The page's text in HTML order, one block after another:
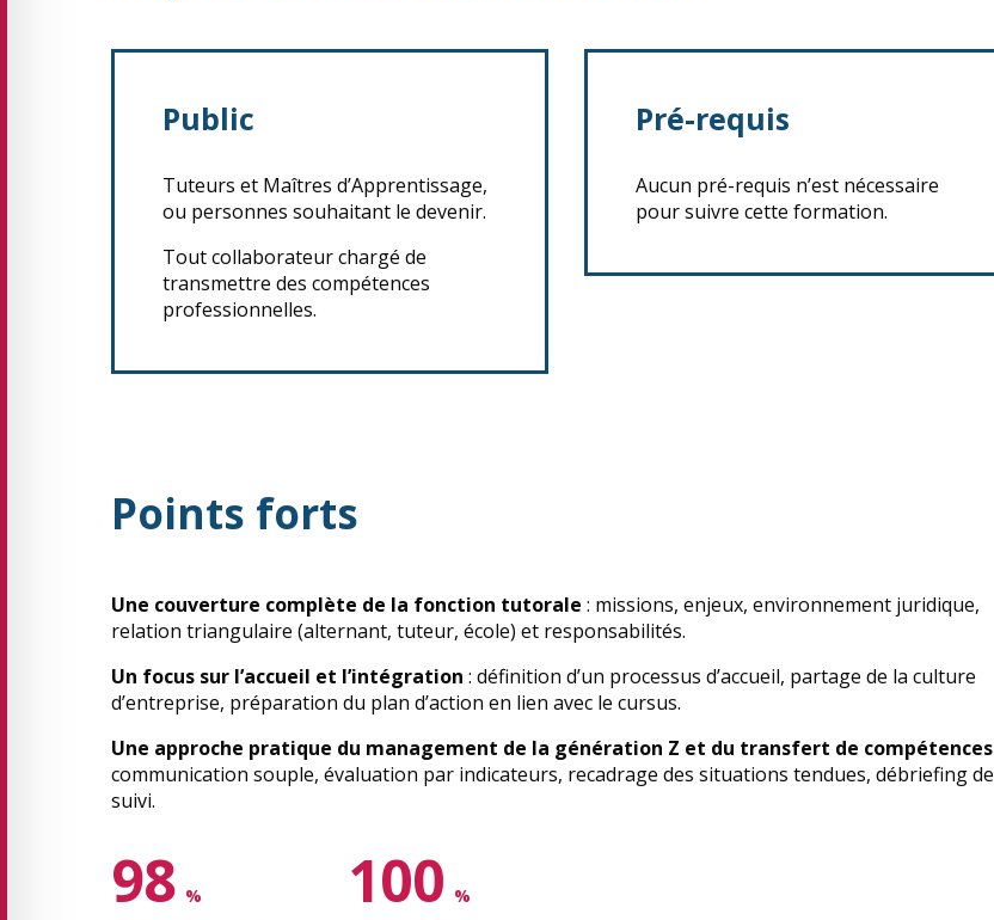
Public
Tuteurs et Maîtres d’Apprentissage,
ou personnes souhaitant le devenir.
Tout collaborateur chargé de
transmettre des compétences
professionnelles.
Pré-requis
Aucun pré-requis n’est nécessaire
pour suivre cette formation.
Points forts
Une couverture complète de la fonction tutorale : missions, enjeux, environnement juridique,
relation triangulaire (alternant, tuteur, école) et responsabilités.
Un focus sur l’accueil et l’intégration : définition d’un processus d’accueil, partage de la culture
d’entreprise, préparation du plan d’action en lien avec le cursus.
Une approche pratique du management de la génération Z et du transfert de compétences
communication souple, évaluation par indicateurs, recadrage des situations tendues, débriefing de
suivi.
98 % 100 %